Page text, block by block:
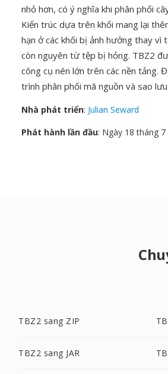
nhỏ hơn, có ý nghĩa khi phân phối
Kiến trúc dựa trên khối mang lại
hạn ở các khối bị ảnh hưởng thay
còn nguyên từ tệp bị hỏng. TBZ2
công cụ nén lớn trên các nền tảng.
trình phân phối mã nguồn và sao lưu.
Nhà phát triển: Julian Seward
Phát hành lần đầu: Ngày 18 tháng
TBZ2 sang ZIP
TBZ2 sang JAR